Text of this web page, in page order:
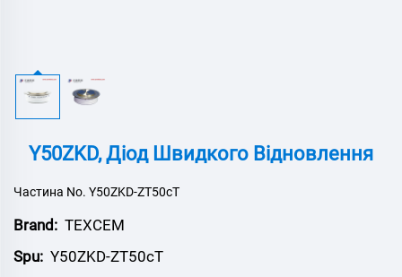
Y50ZKD, Діод Швидкого Відновлення
Частина No. Y50ZKD-ZT50cT
Brand: ТЕХСЕМ
Spu: Y50ZKD-ZT50cT